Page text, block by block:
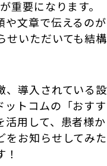
重要になります。
や文章で伝えるのが
せいただいても結構
、導入されている設
ットコムの「おすす
活用して、患者様か
をお知らせしてみた